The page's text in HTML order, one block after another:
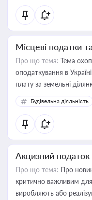
Місцеві податки
Про що тема: Тема
оподаткування в
Будівельна діяльність
Акцизний податок
Про що тема: Про
критично важливим
виробляють або